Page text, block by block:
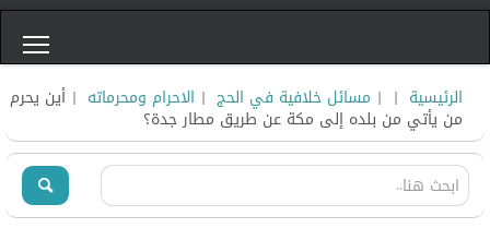
الرئيسية |
| مسائل خلافية في الحج | الاحرام ومحرماته | أين يحرم
من يأتي من بلده إلى مكة عن طريق مطار جدة؟